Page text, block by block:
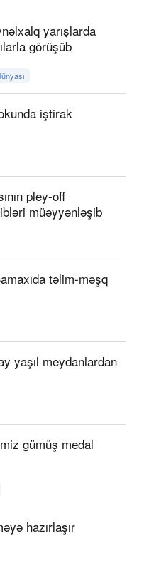
yarışlarda
görüşüb
iştirak
pley-off
müəyyənləşib
təlim-məşq
yaşıl meydanlardan
gümüş medal
hazırlaşır